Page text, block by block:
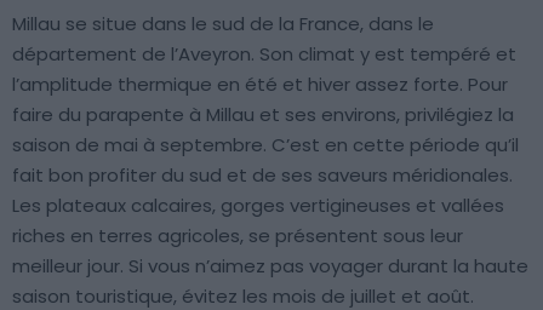
Millau se situe dans le sud de la France, dans le
département de l’Aveyron. Son climat y est tempéré et
l’amplitude thermique en été et hiver assez forte. Pour
faire du parapente à Millau et ses environs, privilégiez la
saison de mai à septembre. C’est en cette période qu’il
fait bon profiter du sud et de ses saveurs méridionales.
Les plateaux calcaires, gorges vertigineuses et vallées
riches en terres agricoles, se présentent sous leur
meilleur jour. Si vous n’aimez pas voyager durant la haute
saison touristique, évitez les mois de juillet et août.